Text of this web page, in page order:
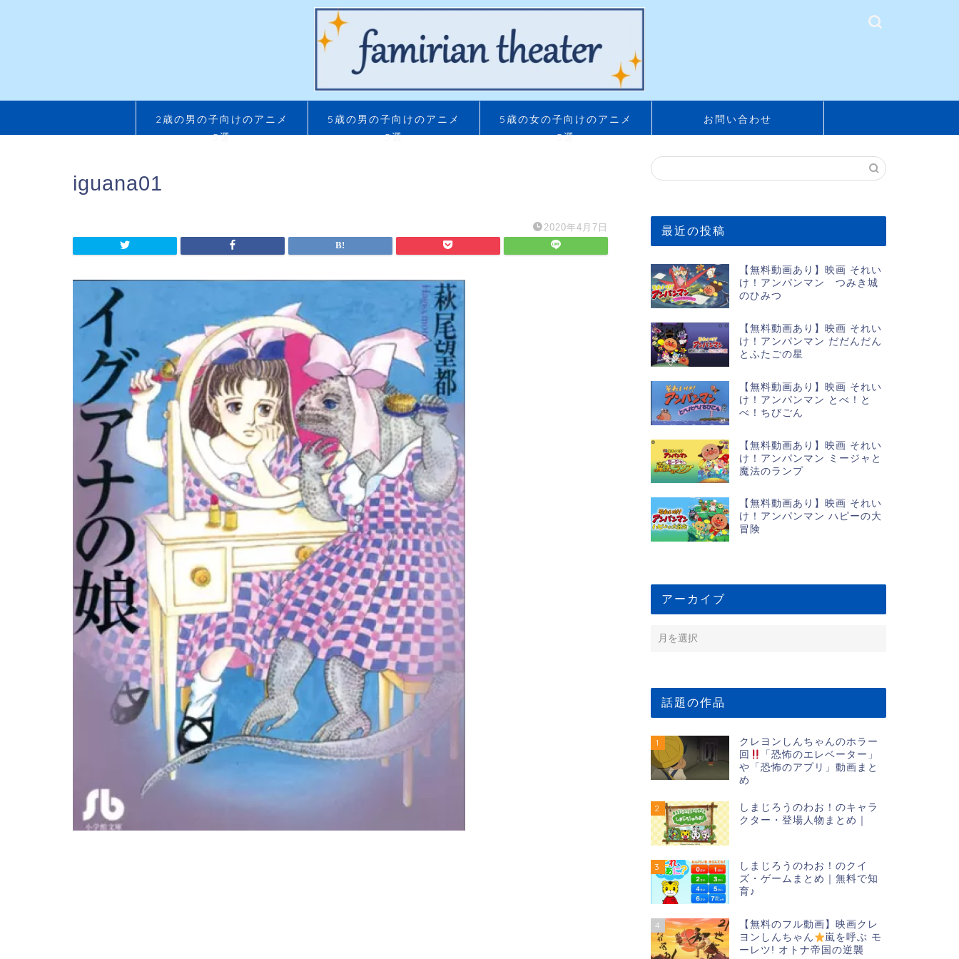
2歳の男の子向けのアニメ
5選
5歳の男の子向けのアニメ
5選
5歳の女の子向けのアニメ
5選
お問い合わせ
iguana01
2020年4月7日 最近の投稿
【無料動画あり】映画 それい
け！アンパンマン つみき城
のひみつ
【無料動画あり】映画 それい
け！アンパンマン だだんだん
とふたごの星
【無料動画あり】映画 それい
け！アンパンマン とべ！と
べ！ちびごん
【無料動画あり】映画 それい
け！アンパンマン ミージャと
魔法のランプ
【無料動画あり】映画 それい
け！アンパンマン ハピーの大
冒険
アーカイブ
話題の作品
1
クレヨンしんちゃんのホラー
回
「恐怖のエレベーター」
や「恐怖のアプリ」動画まと
め
2
しまじろうのわお！のキャラ
クター・登場人物まとめ｜
3
しまじろうのわお！のクイ
ズ・ゲームまとめ｜無料で知
育♪
4
【無料のフル動画】映画クレ
ヨンしんちゃん
嵐を呼ぶ モ
ーレツ! オトナ帝国の逆襲